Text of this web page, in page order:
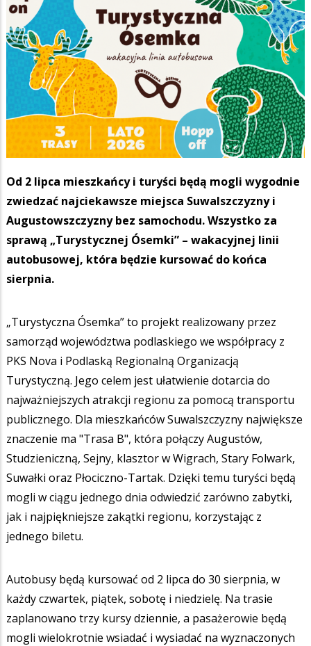
Od 2 lipca mieszkańcy i turyści będą mogli wygodnie
zwiedzać najciekawsze miejsca Suwalszczyzny i
Augustowszczyzny bez samochodu. Wszystko za
sprawą „Turystycznej Ósemki” – wakacyjnej linii
autobusowej, która będzie kursować do końca
sierpnia.
„Turystyczna Ósemka” to projekt realizowany przez
samorząd województwa podlaskiego we współpracy z
PKS Nova i Podlaską Regionalną Organizacją
Turystyczną. Jego celem jest ułatwienie dotarcia do
najważniejszych atrakcji regionu za pomocą transportu
publicznego. Dla mieszkańców Suwalszczyzny największe
znaczenie ma "Trasa B", która połączy Augustów,
Studzieniczną, Sejny, klasztor w Wigrach, Stary Folwark,
Suwałki oraz Płociczno-Tartak. Dzięki temu turyści będą
mogli w ciągu jednego dnia odwiedzić zarówno zabytki,
jak i najpiękniejsze zakątki regionu, korzystając z
jednego biletu.
Autobusy będą kursować od 2 lipca do 30 sierpnia, w
każdy czwartek, piątek, sobotę i niedzielę. Na trasie
zaplanowano trzy kursy dziennie, a pasażerowie będą
mogli wielokrotnie wsiadać i wysiadać na wyznaczonych